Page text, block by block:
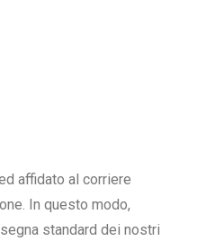
affidato al corriere
In questo modo,
standard dei nostri